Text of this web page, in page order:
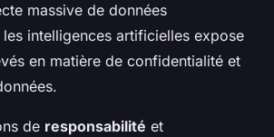
massive de données
intelligences artificielles expose
en matière de confidentialité et
de responsabilité et